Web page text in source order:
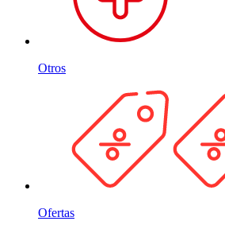
Otros
Ofertas